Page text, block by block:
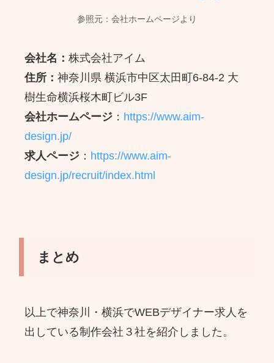
参照元：会社ホームページより
会社名：株式会社アイム
住所：神奈川県 横浜市中区太田町6-84-2 大
樹生命横浜桜木町ビル3F
会社ホームページ ： https://www.aim-
design.jp/
求人ページ ： https://www.aim-
design.jp/recruit/index.html
まとめ
以上で神奈川・横浜でWEBデザイナー求人を
出している制作会社３社を紹介しました。